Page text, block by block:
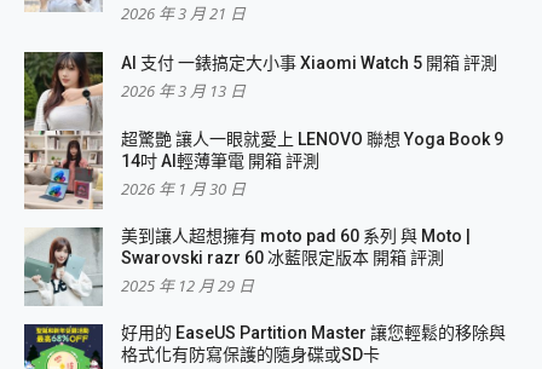
2026 年 3 月 21 日
AI 支付 一錶搞定大小事 Xiaomi Watch 5 開箱 評測
2026 年 3 月 13 日
超驚艷 讓人一眼就愛上 LENOVO 聯想 Yoga Book 9
14吋 AI輕薄筆電 開箱 評測
2026 年 1 月 30 日
美到讓人超想擁有 moto pad 60 系列 與 Moto |
Swarovski razr 60 冰藍限定版本 開箱 評測
2025 年 12 月 29 日
好用的 EaseUS Partition Master 讓您輕鬆的移除與
格式化有防寫保護的隨身碟或SD卡